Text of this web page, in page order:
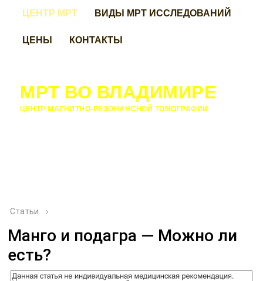
ЦЕНТР МРТ
ВИДЫ МРТ ИССЛЕДОВАНИЙ
ЦЕНЫ
КОНТАКТЫ
МРТ ВО ВЛАДИМИРЕ
ЦЕНТР МАГНИТНО-РЕЗОНАНСНОЙ ТОМОГРАФИИ
Статьи ›
Манго и подагра — Можно ли
есть?